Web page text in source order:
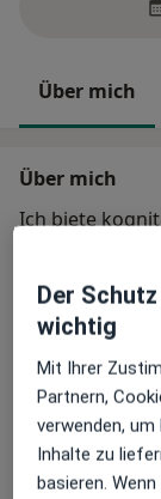
Über mich
Über mich
Ich biete
Mit über 30
bringe ich viel
Ihrem Wegzu
Hauptsächlich
Erschöpfung
Der
wichtig
Mit Ihrer
Partnern,
verwenden,
Inhalte zu
basieren.